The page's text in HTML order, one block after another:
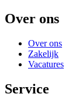
Over ons
Over ons
Zakelijk
Vacatures
Service